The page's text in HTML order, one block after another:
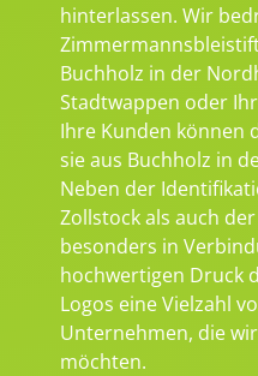
hinterlassen. Wir
Buchholz in der
Stadtwappen oder
Ihre Kunden können
sie aus Buchholz in
Neben der
Zollstock als auch
besonders in
hochwertigen Druck
Logos eine Vielzahl
Unternehmen, die
möchten.